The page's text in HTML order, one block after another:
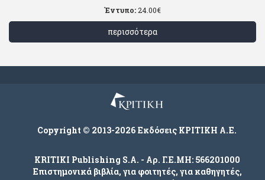
Έντυπο: 24.00€
περισσότερα
Copyright © 2013-2026 Εκδόσεις ΚΡΙΤΙΚΗ Α.Ε.
KRITIKI Publishing S.A. - Αρ. Γ.Ε.ΜΗ: 566201000
Επιστημονικά βιβλία, για φοιτητές, για καθηγητές,